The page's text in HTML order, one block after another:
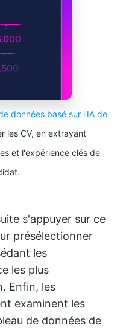
données basé sur l'IA de
les CV, en extrayant
et l'expérience clés de
s'appuyer sur ce
présélectionner
les
les plus
Enfin, les
examinent les
de données de